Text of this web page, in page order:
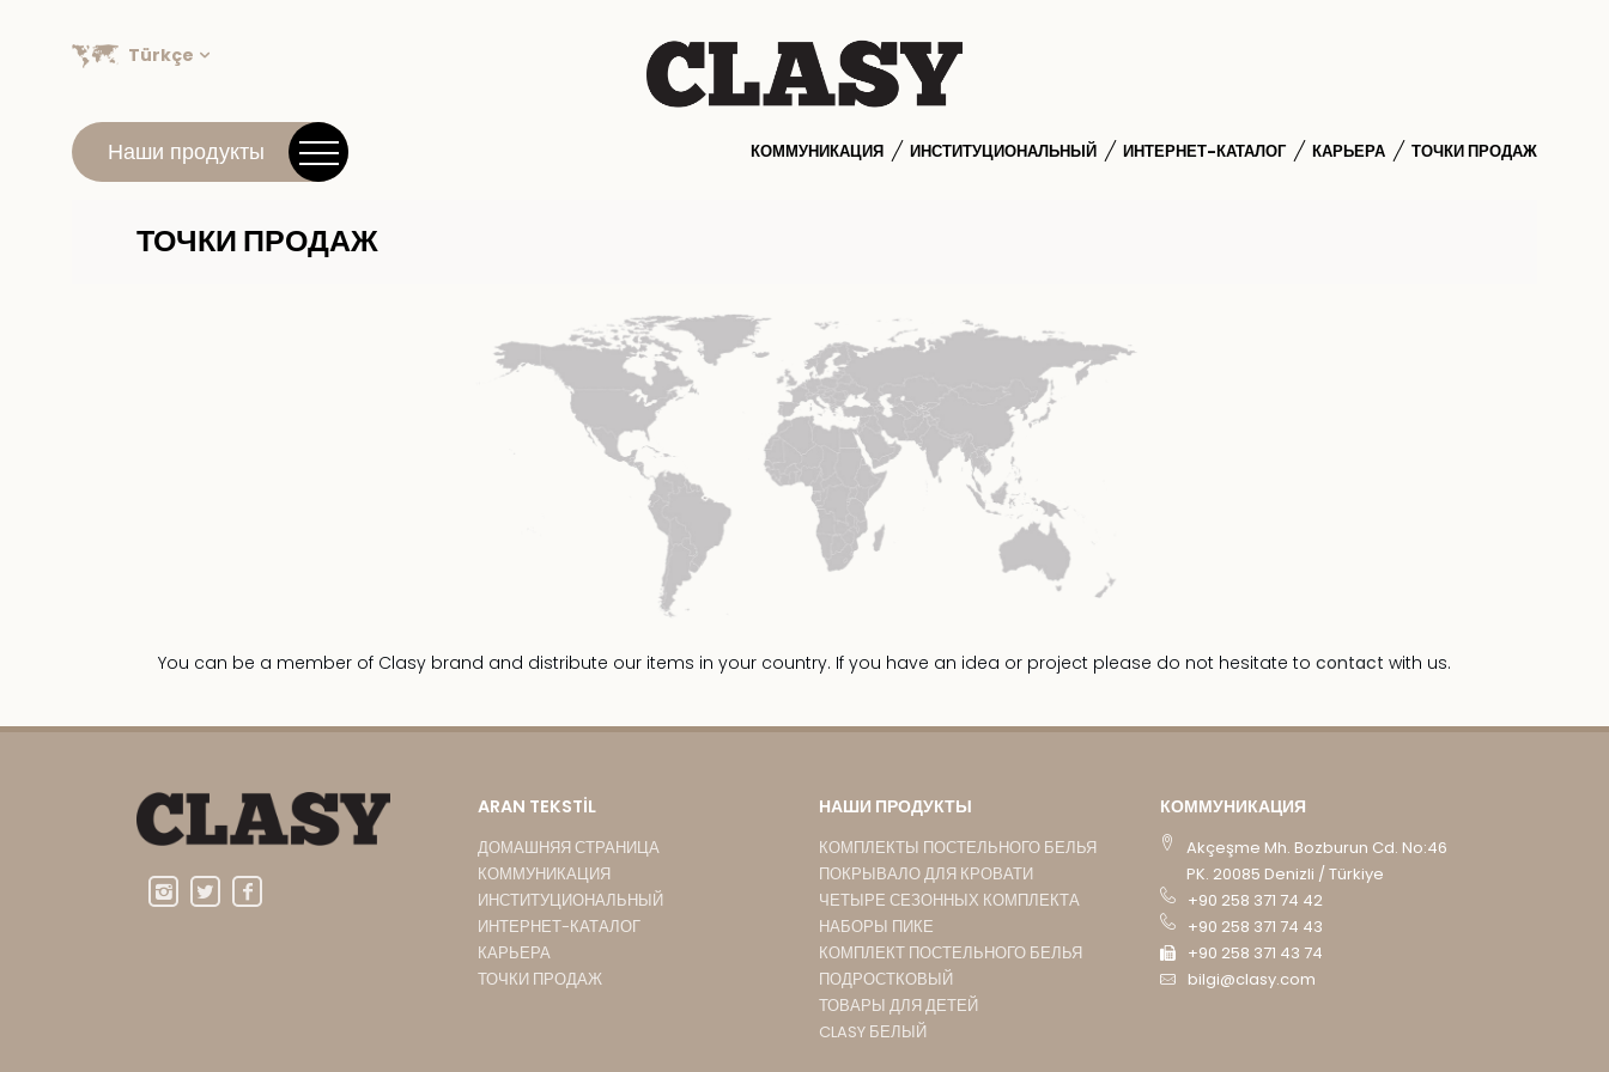
Türkçe
Наши продукты КОММУНИКАЦИЯ ИНСТИТУЦИОНАЛЬНЫЙ ИНТЕРНЕТ-КАТАЛОГ КАРЬЕРА ТОЧКИ ПРОДАЖ
ТОЧКИ ПРОДАЖ
You can be a member of Clasy brand and distribute our items in your country. If you have an idea or project please do not hesitate to contact with us.
ARAN TEKSTİL
ДОМАШНЯЯ СТРАНИЦА
КОММУНИКАЦИЯ
ИНСТИТУЦИОНАЛЬНЫЙ
ИНТЕРНЕТ-КАТАЛОГ
КАРЬЕРА
ТОЧКИ ПРОДАЖ
НАШИ ПРОДУКТЫ
КОМПЛЕКТЫ ПОСТЕЛЬНОГО БЕЛЬЯ
ПОКРЫВАЛО ДЛЯ КРОВАТИ
ЧЕТЫРЕ СЕЗОННЫХ КОМПЛЕКТА
НАБОРЫ ПИКЕ
КОМПЛЕКТ ПОСТЕЛЬНОГО БЕЛЬЯ
ПОДРОСТКОВЫЙ
ТОВАРЫ ДЛЯ ДЕТЕЙ
CLASY БЕЛЫЙ
КОММУНИКАЦИЯ
Akçeşme Mh. Bozburun Cd. No:46
PK. 20085 Denizli / Türkiye
+90 258 371 74 42
+90 258 371 74 43
+90 258 371 43 74
bilgi@clasy.com